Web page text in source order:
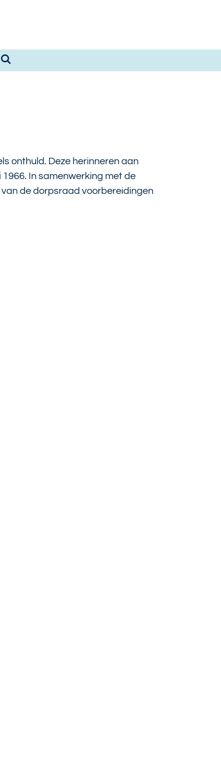
onthuld. Deze herinneren aan
In samenwerking met de
de dorpsraad voorbereidingen